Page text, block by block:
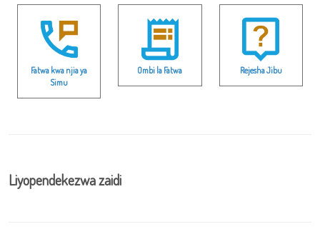
Fatwa kwa njia ya
Simu
Ombi la Fatwa Rejesha Jibu
Liyopendekezwa zaidi